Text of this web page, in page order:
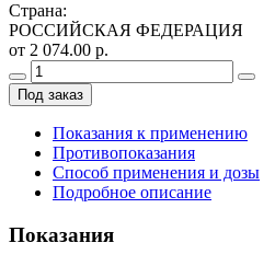
Страна:
РОССИЙСКАЯ ФЕДЕРАЦИЯ
от 2 074.00 р.
Под заказ
Показания к применению
Противопоказания
Способ применения и дозы
Подробное описание
Показания